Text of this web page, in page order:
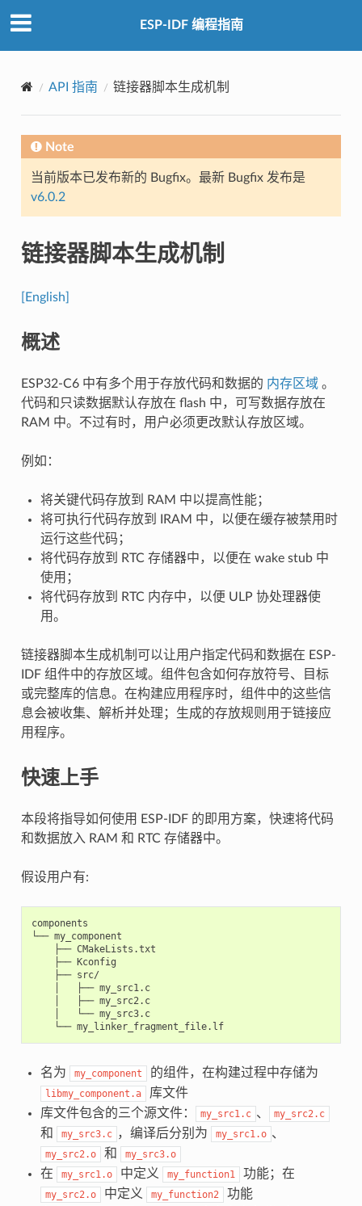
ESP-IDF 编程指南
API 指南 链接器脚本生成机制
Note
当前版本已发布新的 Bugfix。最新 Bugfix 发布是
v6.0.2
链接器脚本生成机制
[English]
概述
ESP32-C6 中有多个用于存放代码和数据的 内存区域。
代码和只读数据默认存放在 flash 中，可写数据存放在
RAM 中。不过有时，用户必须更改默认存放区域。
例如：
将关键代码存放到 RAM 中以提高性能；
将可执行代码存放到 IRAM 中，以便在缓存被禁用时
运行这些代码；
将代码存放到 RTC 存储器中，以便在 wake stub 中
使用；
将代码存放到 RTC 内存中，以便 ULP 协处理器使
用。
链接器脚本生成机制可以让用户指定代码和数据在 ESP-
IDF 组件中的存放区域。组件包含如何存放符号、目标
或完整库的信息。在构建应用程序时，组件中的这些信
息会被收集、解析并处理；生成的存放规则用于链接应
用程序。
快速上手
本段将指导如何使用 ESP-IDF 的即用方案，快速将代码
和数据放入 RAM 和 RTC 存储器中。
假设用户有:
components
└── my_component
    ├── CMakeLists.txt
    ├── Kconfig
    ├── src/
    │   ├── my_src1.c
    │   ├── my_src2.c
    │   └── my_src3.c
    └── my_linker_fragment_file.lf
名为 my_component 的组件，在构建过程中存储为
libmy_component.a
库文件
库文件包含的三个源文件：
my_src1.c 、 my_src2.c
和 my_src3.c ，编译后分别为 my_src1.o 、
my_src2.o 和 my_src3.o
在 my_src1.o 中定义 my_function1 功能；在
my_src2.o 中定义 my_function2
功能